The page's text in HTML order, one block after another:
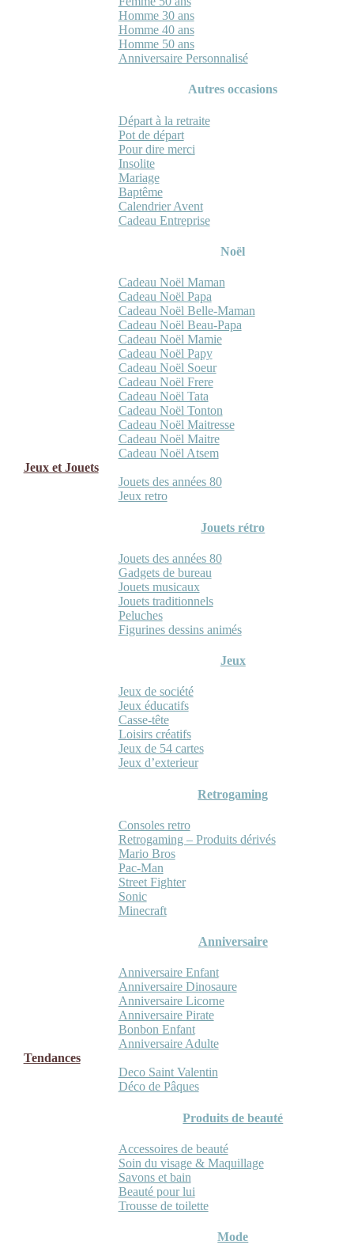
Homme 30 ans
Homme 40 ans
Homme 50 ans
Anniversaire Personnalisé
Autres occasions
Départ à la retraite
Pot de départ
Pour dire merci
Insolite
Mariage
Baptême
Calendrier Avent
Cadeau Entreprise
Noël
Cadeau Noël Maman
Cadeau Noël Papa
Cadeau Noël Belle-Maman
Cadeau Noël Beau-Papa
Cadeau Noël Mamie
Cadeau Noël Papy
Cadeau Noël Soeur
Cadeau Noël Frere
Cadeau Noël Tata
Cadeau Noël Tonton
Cadeau Noël Maitresse
Cadeau Noël Maitre
Cadeau Noël Atsem
Jeux et Jouets
Jouets des années 80
Jeux retro
Jouets rétro
Jouets des années 80
Gadgets de bureau
Jouets musicaux
Jouets traditionnels
Peluches
Figurines dessins animés
Jeux
Jeux de société
Jeux éducatifs
Casse-tête
Loisirs créatifs
Jeux de 54 cartes
Jeux d’exterieur
Retrogaming
Consoles retro
Retrogaming – Produits dérivés
Mario Bros
Pac-Man
Street Fighter
Sonic
Minecraft
Anniversaire
Anniversaire Enfant
Anniversaire Dinosaure
Anniversaire Licorne
Anniversaire Pirate
Bonbon Enfant
Anniversaire Adulte
Tendances
Deco Saint Valentin
Déco de Pâques
Produits de beauté
Accessoires de beauté
Soin du visage & Maquillage
Savons et bain
Beauté pour lui
Trousse de toilette
Mode